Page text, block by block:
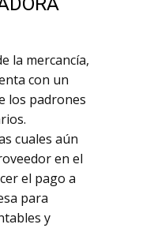
la mercancía,
con un
los padrones
cuales aún
en el
el pago a
para
y